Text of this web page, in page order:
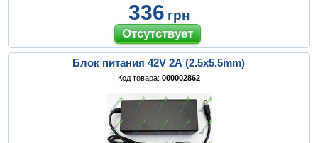
336 грн
Блок питания 42V 2A (2.5x5.5mm)
Код товара: 000002862